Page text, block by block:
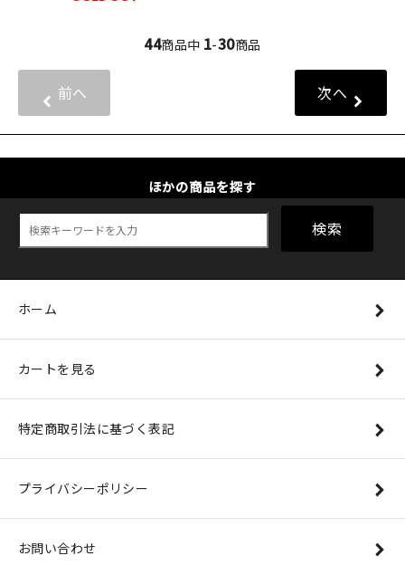
44商品中 1-30商品
前へ 次へ
ほかの商品を探す
検索
ホーム
カートを見る
特定商取引法に基づく表記
プライバシーポリシー
お問い合わせ